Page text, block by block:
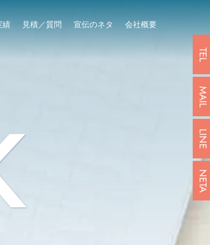
績 見積／質問 宣伝のネタ 会社概要
TEL
MAIL
LINE
NETA